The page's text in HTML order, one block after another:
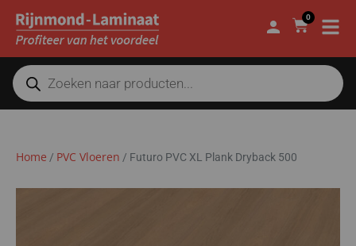
0
Home / PVC Vloeren / Futuro PVC XL Plank Dryback 500